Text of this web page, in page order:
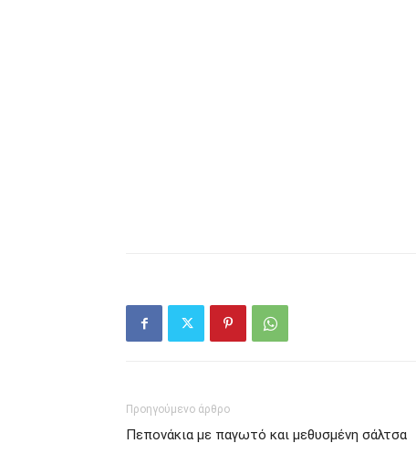
Προηγούμενο άρθρο
Πεπονάκια με παγωτό και μεθυσμένη σάλτσα